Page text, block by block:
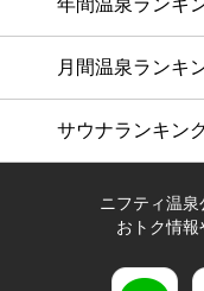
年間温泉ランキ
月間温泉ランキ
サウナランキン
ニフティ温
おトク情報